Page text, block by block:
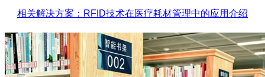
相关解决方案：RFID技术在医疗耗材管理中的应用介绍